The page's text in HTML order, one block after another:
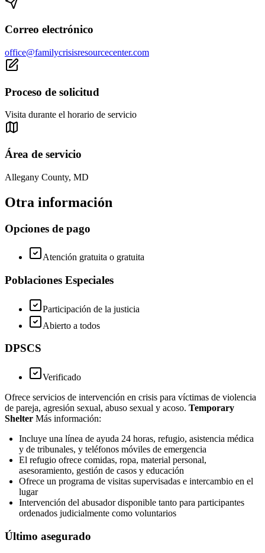
Correo electrónico
office@familycrisisresourcecenter.com
Proceso de solicitud
Visita durante el horario de servicio
Área de servicio
Allegany County, MD
Otra información
Opciones de pago
Atención gratuita o gratuita
Poblaciones Especiales
Participación de la justicia
Abierto a todos
DPSCS
Verificado
Ofrece servicios de intervención en crisis para víctimas de violencia
de pareja, agresión sexual, abuso sexual y acoso. Temporary
Shelter Más información:
Incluye una línea de ayuda 24 horas, refugio, asistencia médica
y de tribunales, y teléfonos móviles de emergencia
El refugio ofrece comidas, ropa, material personal,
asesoramiento, gestión de casos y educación
Ofrece un programa de visitas supervisadas e intercambio en el
lugar
Intervención del abusador disponible tanto para participantes
ordenados judicialmente como voluntarios
Último asegurado